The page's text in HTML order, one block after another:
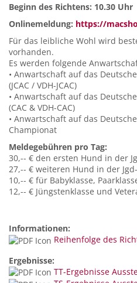
Beginn des Richtens: 10.30 Uhr
Onlinemeldung: https://
Für das leibliche Wohl wird
vorhanden.
Es werden folgende
• Anwartschaft auf das
(JCAC / VDH-JCAC)
• Anwartschaft auf das
(CAC & VDH-CAC)
• Anwartschaft auf das
Championat
Meldegebühren pro Tag:
30,-- € den ersten Hund in der
27,-- € weiteren Hund in der
10,-- € für Babyklasse,
12,-- € Jüngstenklasse und
Informationen:
Reihenfolge des
Ergebnisse:
TT-Ergebnisse